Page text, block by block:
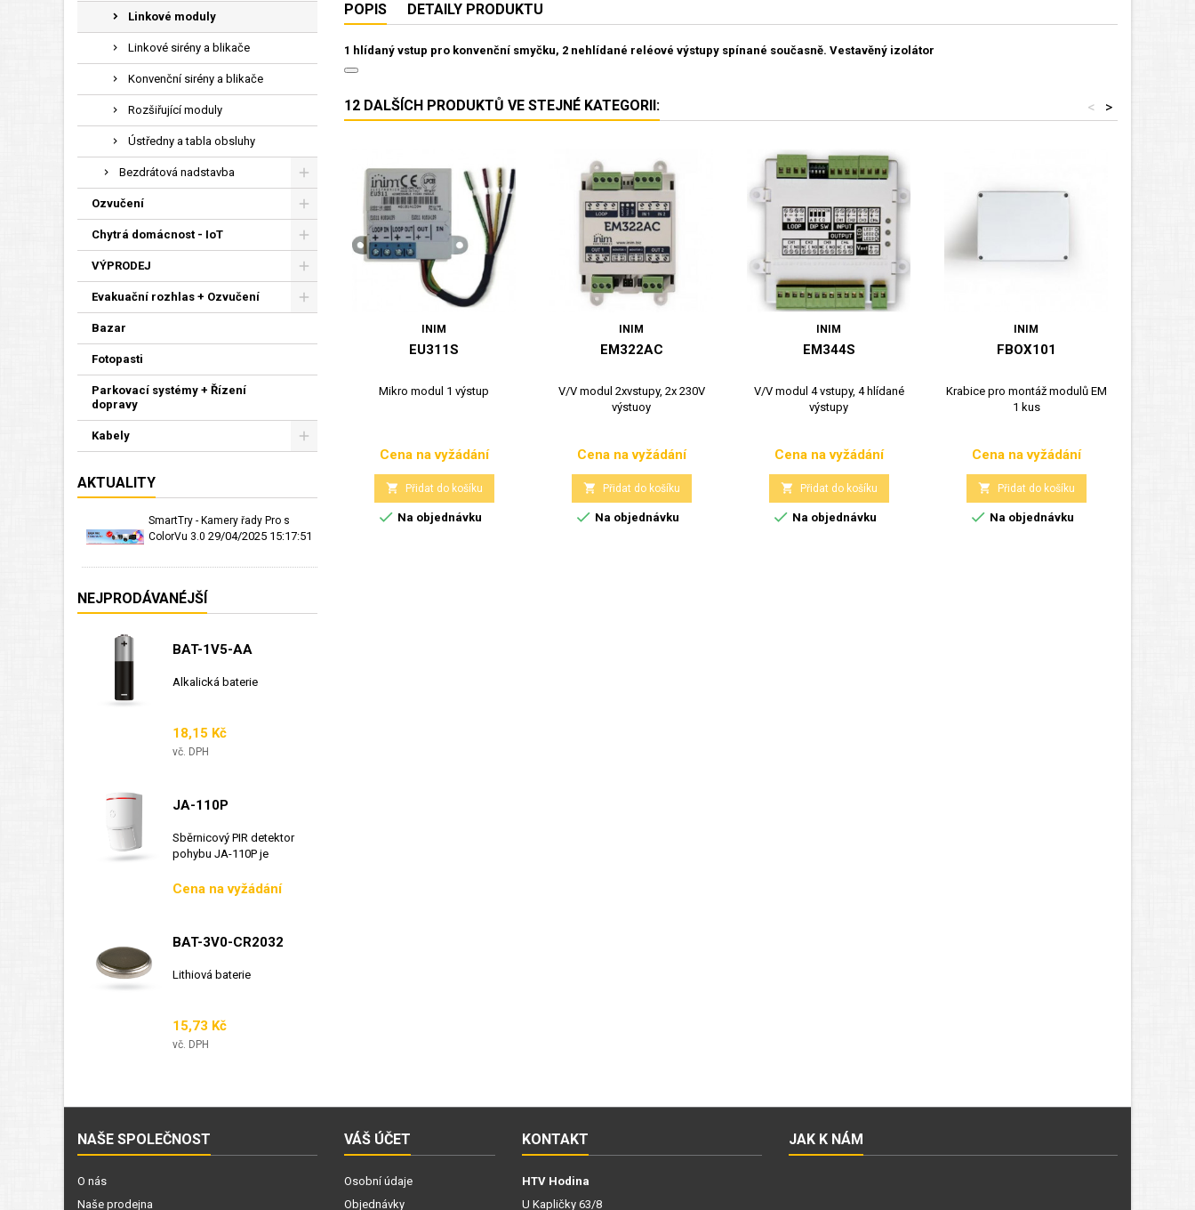
Linkové moduly
Linkové sirény a blikače
Konvenční sirény a blikače
Rozšiřující moduly
Ústředny a tabla obsluhy
Bezdrátová nadstavba
Ozvučení
Chytrá domácnost - IoT
VÝPRODEJ
Evakuační rozhlas + Ozvučení
Bazar
Fotopasti
Parkovací systémy + Řízení
dopravy
Kabely
AKTUALITY
SmartTry - Kamery řady Pro s
ColorVu 3.0 29/04/2025 15:17:51
NEJPRODÁVANÉJŠÍ
BAT-1V5-AA
Alkalická baterie
Cena
18,15 Kč
vč. DPH
JA-110P
Sběrnicový PIR detektor
pohybu JA-110P je
Cena
Cena na vyžádání
BAT-3V0-CR2032
Lithiová baterie
Cena
15,73 Kč
vč. DPH
POPIS DETAILY PRODUKTU
1 hlídaný vstup pro konvenční smyčku, 2 nehlídané reléové výstupy spínané současně. Vestavěný izolátor
12 DALŠÍCH PRODUKTŮ VE STEJNÉ KATEGORII: >
<
INIM
EU311S
Mikro modul 1 výstup
Cena
Cena na vyžádání
 Přidat do košíku
 Na objednávku
INIM
EM322AC
V/V modul 2xvstupy, 2x 230V
výstuoy
Cena
Cena na vyžádání
 Přidat do košíku
 Na objednávku
INIM
EM344S
V/V modul 4 vstupy, 4 hlídané
výstupy
Cena
Cena na vyžádání
 Přidat do košíku
 Na objednávku
INIM
FBOX101
Krabice pro montáž modulů EM
1 kus
Cena
Cena na vyžádání
 Přidat do košíku
 Na objednávku
NAŠE SPOLEČNOST
O nás
Naše prodejna
VÁŠ ÚČET
Osobní údaje
Objednávky
KONTAKT
HTV Hodina
U Kapličky 63/8
JAK K NÁM